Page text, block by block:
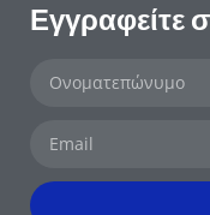
Εγγραφείτε